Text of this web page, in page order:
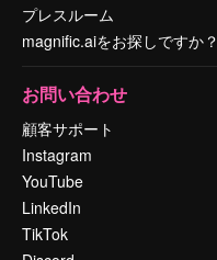
プレスルーム
magnific.aiをお探しですか？
お問い合わせ
顧客サポート
Instagram
YouTube
LinkedIn
TikTok